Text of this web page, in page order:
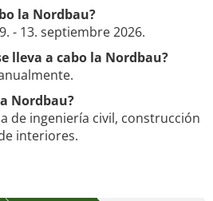
la Nordbau?
- 13. septiembre 2026.
lleva a cabo la Nordbau?
Nordbau?
de ingeniería civil, construcción
interiores.